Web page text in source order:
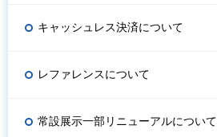
キャッシュレス決済について
レファレンスについて
常設展示一部リニューアルについて